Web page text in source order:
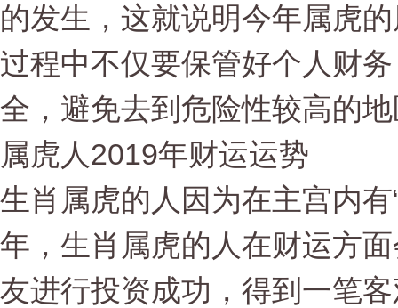
的发生，这就说明今年属虎
过程中不仅要保管好个人财
全，避免去到危险性较高的
属虎人2019年财运运势
生肖属虎的人因为在主宫内
年，生肖属虎的人在财运方
友进行投资成功，得到一笔